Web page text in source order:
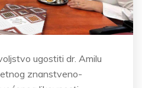
ugostiti dr. Amilu
znanstveno-